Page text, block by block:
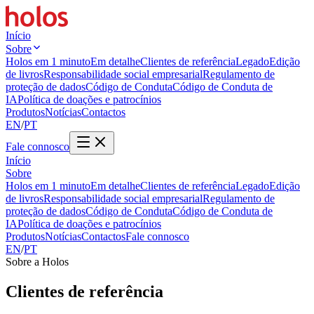
Início
Sobre
Holos em 1 minutoEm detalheClientes de referênciaLegadoEdição
de livrosResponsabilidade social empresarialRegulamento de
proteção de dadosCódigo de CondutaCódigo de Conduta de
IAPolítica de doações e patrocínios
ProdutosNotíciasContactos
EN/PT
Fale connosco
Início
Sobre
Holos em 1 minutoEm detalheClientes de referênciaLegadoEdição
de livrosResponsabilidade social empresarialRegulamento de
proteção de dadosCódigo de CondutaCódigo de Conduta de
IAPolítica de doações e patrocínios
ProdutosNotíciasContactosFale connosco
EN/PT
Sobre a Holos
Clientes de referência